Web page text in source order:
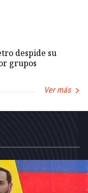
despide su
grupos
Ver más